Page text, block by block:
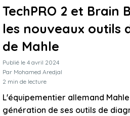
TechPRO 2 et Brain
les nouveaux outils
de Mahle
Publié le 4 avril 2024
Par Mohamed Aredjal
2 min de lecture
L'équipementier allemand
génération de ses outils de